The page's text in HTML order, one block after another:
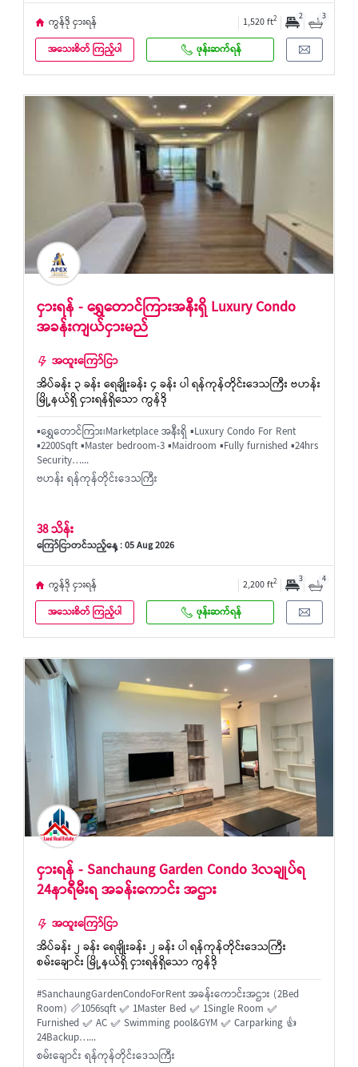
ကွန်ဒို ငှားရန် 1,520 ft2 2 3
အသေးစိတ် ကြည့်ပါ ဖုန်းဆက်ရန်
ငှားရန် - ရွှေတောင်ကြားအနီးရှိ Luxury Condo
အခန်းကျယ်ငှားမည်
အထူးကြော်ငြာ
အိပ်ခန်း ၃ ခန်း ရေချိုးခန်း ၄ ခန်း ပါ ရန်ကုန်တိုင်းဒေသကြီး ဗဟန်း
မြို့နယ်ရှိ ငှားရန်ရှိသော ကွန်ဒို
▪️ရွှေတောင်ကြား၊Marketplace အနီးရှိ ▪️Luxury Condo For Rent
▪️2200Sqft ▪️Master bedroom-3 ▪️Maidroom ▪️Fully furnished ▪️24hrs
Security…...
ဗဟန်း ရန်ကုန်တိုင်းဒေသကြီး
38 သိန်း
ကြော်ငြာတင်သည့်နေ့ : 05 Aug 2026
ကွန်ဒို ငှားရန် 2,200 ft2 3 4
အသေးစိတ် ကြည့်ပါ ဖုန်းဆက်ရန်
ငှားရန် - Sanchaung Garden Condo 3လချုပ်ရ
24နာရီမီးရ အခန်းကောင်း အဌား
အထူးကြော်ငြာ
အိပ်ခန်း ၂ ခန်း ရေချိုးခန်း ၂ ခန်း ပါ ရန်ကုန်တိုင်းဒေသကြီး
စမ်းချောင်း မြို့နယ်ရှိ ငှားရန်ရှိသော ကွန်ဒို
#SanchaungGardenCondoForRent အခန်းကောင်းအဌား (2Bed
Room) 📏1056sqft ✅ 1Master Bed ✅ 1Single Room ✅
Furnished ✅ AC ✅ Swimming pool&GYM ✅ Carparking 👍
24Backup…...
စမ်းချောင်း ရန်ကုန်တိုင်းဒေသကြီး